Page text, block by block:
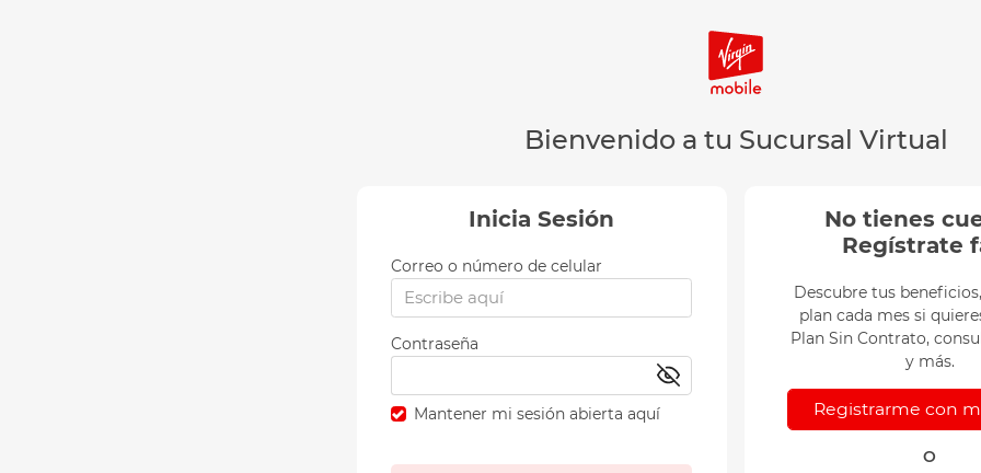
Bienvenido a tu Sucursal Virtual
Inicia Sesión
Correo o número de celular
Contraseña
Mantener mi sesión abierta aquí
No tienes
Regístrate
Descubre tus
plan cada mes si
Plan Sin Contrato,
y más.
Registrarme con
O